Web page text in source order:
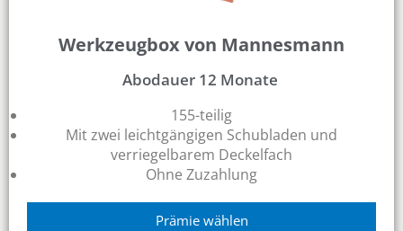
Werkzeugbox von Mannesmann
Abodauer 12 Monate
155-teilig
Mit zwei leichtgängigen Schubladen und
verriegelbarem Deckelfach
Ohne Zuzahlung
Prämie wählen